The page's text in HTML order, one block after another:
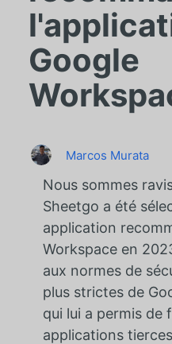
Google
Marcos Murata
Nous sommes
Sheetgo a été
application
Workspace en
aux normes de
plus strictes de
qui lui a permis de
applications